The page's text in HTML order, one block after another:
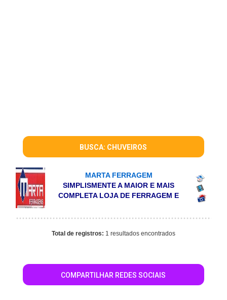
BUSCA: CHUVEIROS
MARTA FERRAGEM
SIMPLISMENTE A MAIOR E MAIS
COMPLETA LOJA DE FERRAGEM E
Total de registros: 1 resultados encontrados
COMPARTILHAR REDES SOCIAIS